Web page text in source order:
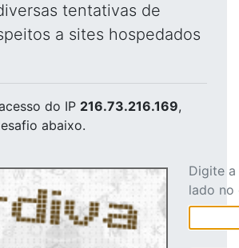
tentativas de
a sites hospedados
do IP 216.73.216.169,
abaixo.
Digite
lado no